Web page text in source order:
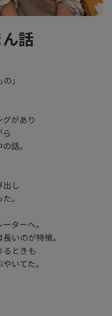
話
」
があり
話。
出し
。
ターへ。
いのが特徴。
ときも
いてた。